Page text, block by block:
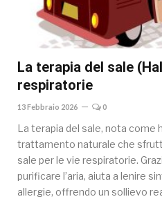
La terapia del sale
respiratorie
13 Febbraio 2026 0
La terapia del sale, nota come
trattamento naturale che
sale per le vie respiratorie.
purificare l’aria, aiuta a lenire
allergie, offrendo un sollievo